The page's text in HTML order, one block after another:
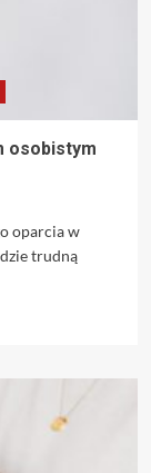
osobistym
oparcia w
trudną